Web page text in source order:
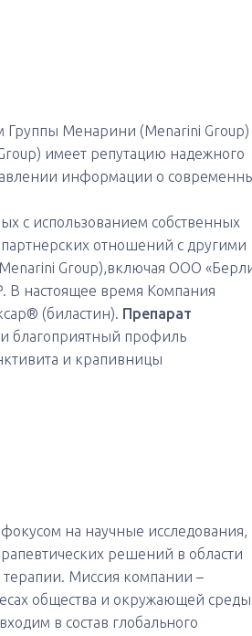
Менарини (Menarini Group)
имеет репутацию надежного
информации о
с использованием собственных
отношений с другими
Group),включая ООО
В настоящее время Компания
(биластин). Препарат
благоприятный профиль
и крапивницы
на научные исследования,
решений в области
Миссия компании –
общества и окружающей
в состав глобального